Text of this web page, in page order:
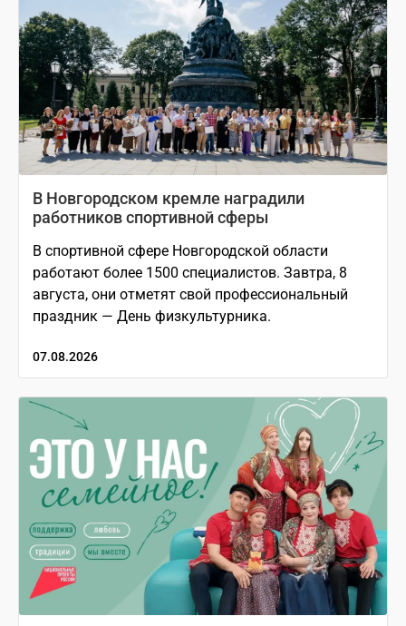
В Новгородском кремле наградили
работников спортивной сферы
В спортивной сфере Новгородской области
работают более 1500 специалистов. Завтра, 8
августа, они отметят свой профессиональный
праздник — День физкультурника.
07.08.2026